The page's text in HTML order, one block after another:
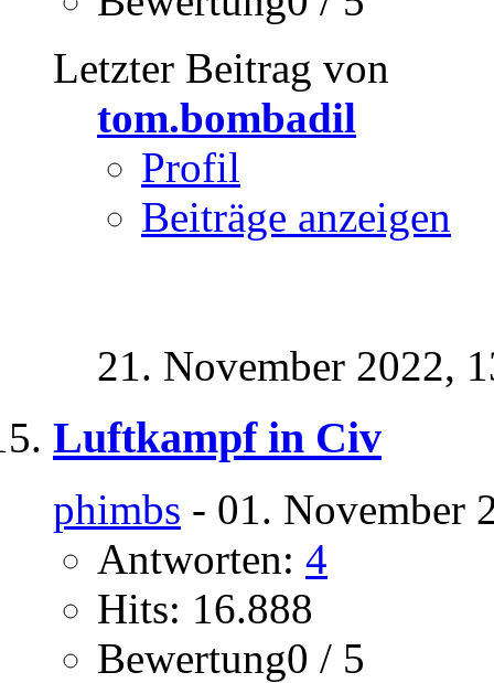
Letzter Beitrag von
tom.bombadil
Profil
Beiträge anzeigen
21. November 2022,
Luftkampf in Civ
phimbs - 01. November
Antworten: 4
Hits: 16.888
Bewertung0 / 5